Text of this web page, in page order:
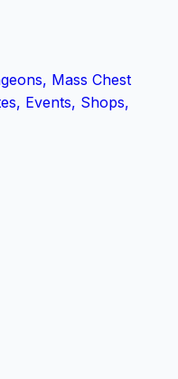
Mass Chest
Events, Shops,